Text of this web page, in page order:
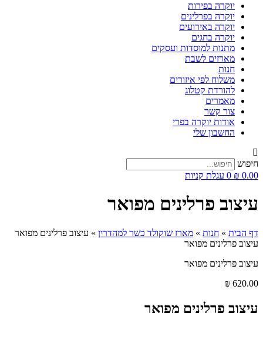
יוקרה בפירות
יוקרה בפרלינים
יוקרה באירועים
יוקרה בחגים
מתנות למוסדות ועסקים
מארזים לשבת
חנות
משלוח לפי איזורים
להורדת קטלוג
מאמרים
צור קשר
אודות יוקרה בפרי
החשבון שלי
חיפוש
₪ 0.00
0 עגלת קניות
עיצוב פרלינים מפואר
דף הבית » חנות » מארז שוקולד כשר למהדרין » עיצוב פרלינים מפואר
עיצוב פרלינים מפואר
עיצוב פרלינים מפואר
₪ 620.00
עיצוב פרלינים מפואר